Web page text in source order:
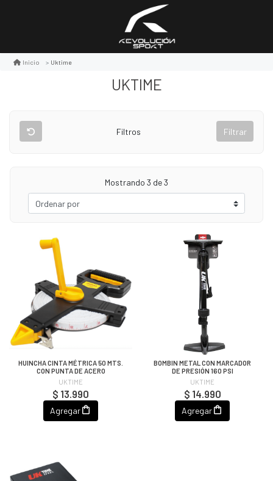
Inicio Uktime
UKTIME
Filtros Filtrar
Mostrando 3 de 3
HUINCHA CINTA MÉTRICA 50 MTS.
CON PUNTA DE ACERO
UKTIME
$ 13.990
Agregar
BOMBIN METAL CON MARCADOR
DE PRESIÓN 160 PSI
UKTIME
$ 14.990
Agregar